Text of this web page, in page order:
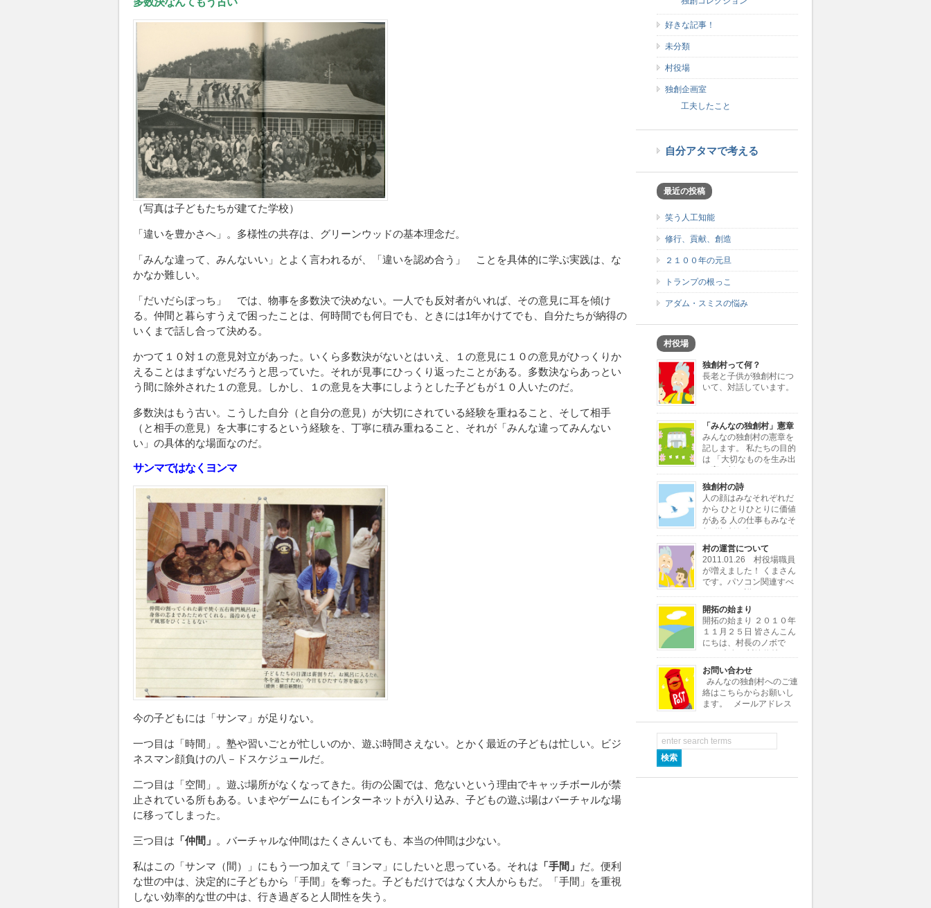
（写真は子どもたちが建てた学校）
「違いを豊かさへ」。多様性の共存は、グリーンウッドの基本理念だ。
「みんな違って、みんないい」とよく言われるが、「違いを認め合う」 ことを具体的に学ぷ実践は、な
かなか難しい。
「だいだらぽっち」 では、物事を多数決で決めない。一人でも反対者がいれば、その意見に耳を傾け
る。仲間と暮らすうえで困ったことは、何時間でも何日でも、ときには1年かけてでも、自分たちが納得の
いくまで話し合って決める。
かつて１０対１の意見対立があった。いくら多数決がないとはいえ、１の意見に１０の意見がひっくりか
えることはまずないだろうと思っていた。それが見事にひっくり返ったことがある。多数決ならあっとい
う間に除外された１の意見。しかし、１の意見を大事にしようとした子どもが１０人いたのだ。
多数決はもう古い。こうした自分（と自分の意見）が大切にされている経験を重ねること、そして相手
（と相手の意見）を大事にするという経験を、丁寧に積み重ねること、それが「みんな違ってみんない
い」の具体的な場面なのだ。
サンマではなくヨンマ
今の子どもには「サンマ」が足りない。
一つ目は「時間」。塾や習いごとが忙しいのか、遊ぷ時間さえない。とかく最近の子どもは忙しい。ビジ
ネスマン顔負けの八－ドスケジュールだ。
二つ目は「空間」。遊ぷ場所がなくなってきた。街の公園では、危ないという理由でキャッチボールが禁
止されている所もある。いまやゲームにもインターネットが入り込み、子どもの遊ぷ場はバーチャルな場
に移ってしまった。
三つ目は 「仲間」 。バーチャルな仲間はたくさんいても、本当の仲間は少ない。
私はこの「サンマ（間）」にもう一つ加えて「ヨンマ」にしたいと思っている。それは 「手間」 だ。便利
な世の中は、決定的に子どもから「手間」を奪った。子どもだけではなく大人からもだ。「手間」を重視
しない効率的な世の中は、行き過ぎると人間性を失う。
好きな記事！
未分類
村役場
独創企画室
工夫したこと
自分アタマで考える
最近の投稿
笑う人工知能
修行、貢献、創造
２１００年の元旦
トランプの根っこ
アダム・スミスの悩み
村役場
独創村って何？
長老と子供が独創村につ
いて、対話しています。
「みんなの独創村」憲章
みんなの独創村の憲章を
記します。 私たちの目的
は 「大切なものを生み出
ィーの創造」 私たちが行う仕事は
「大切なものを独創すること」 「独
創を加えて大切なものに変えること」
私たちが考える大切なもの […]
独創村の詩
人の顔はみなそれぞれだ
から ひとりひとりに価値
がある 人の仕事もみなそ
れぞれだから ひとつひと
つに価値がある 同じ顔とか同じ仕事
じゃ 自分が何かわからない 独創村で
もういちど とり戻したい大切な価値
ひとりひとりと ひと […]
村の運営について
2011.01.26 村役場職員
が増えました！ くまさん
です。パソコン関連すべ
てにとても詳しいです
よ。よろしく！
・・・・・・・・・・・・・・・・・・・・・・・・・・・・・・・・
[…]
開拓の始まり
開拓の始まり ２０１０年
１１月２５日 皆さんこん
にちは、村長のノボで
す。 本名は川嶋信雄とい
いますが、小さい頃ノブオがなまって
ノボちゃんといわれていたので、この
村ではノボ村長にしました。 さて私
はある小さな会社の社長をし […]
お問い合わせ
みんなの独創村へのご連
絡はこちらからお願いし
ます。 メールアドレス
して下さい。 村役場では村つくり
[…]